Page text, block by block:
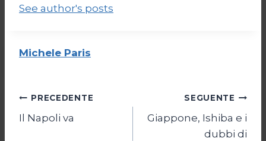
See author's posts
Michele Paris
Navigazione
articoli
PRECEDENTE
Il Napoli va
SEGUENTE
Giappone, Ishiba e i
dubbi di